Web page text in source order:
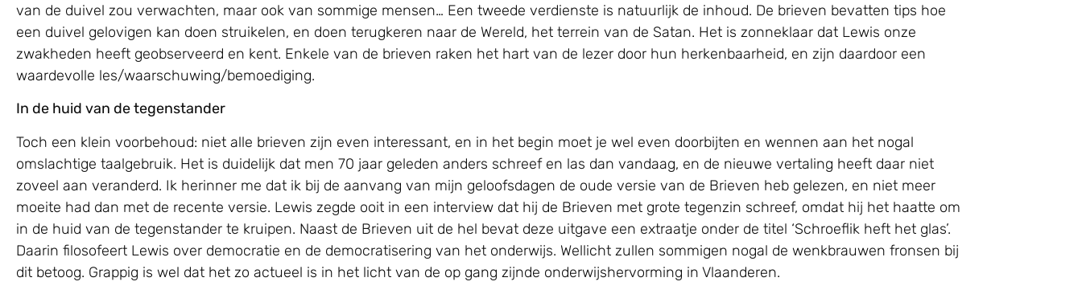
van de duivel zou verwachten, maar ook van sommige mensen… Een tweede verdienste is natuurlijk de inhoud. De brieven bevatten tips hoe
een duivel gelovigen kan doen struikelen, en doen terugkeren naar de Wereld, het terrein van de Satan. Het is zonneklaar dat Lewis onze
zwakheden heeft geobserveerd en kent. Enkele van de brieven raken het hart van de lezer door hun herkenbaarheid, en zijn daardoor een
waardevolle les/waarschuwing/bemoediging.
In de huid van de tegenstander
Toch een klein voorbehoud: niet alle brieven zijn even interessant, en in het begin moet je wel even doorbijten en wennen aan het nogal
omslachtige taalgebruik. Het is duidelijk dat men 70 jaar geleden anders schreef en las dan vandaag, en de nieuwe vertaling heeft daar niet
zoveel aan veranderd. Ik herinner me dat ik bij de aanvang van mijn geloofsdagen de oude versie van de Brieven heb gelezen, en niet meer
moeite had dan met de recente versie. Lewis zegde ooit in een interview dat hij de Brieven met grote tegenzin schreef, omdat hij het haatte om
in de huid van de tegenstander te kruipen. Naast de Brieven uit de hel bevat deze uitgave een extraatje onder de titel ‘Schroeflik heft het glas’.
Daarin filosofeert Lewis over democratie en de democratisering van het onderwijs. Wellicht zullen sommigen nogal de wenkbrauwen fronsen bij
dit betoog. Grappig is wel dat het zo actueel is in het licht van de op gang zijnde onderwijshervorming in Vlaanderen.